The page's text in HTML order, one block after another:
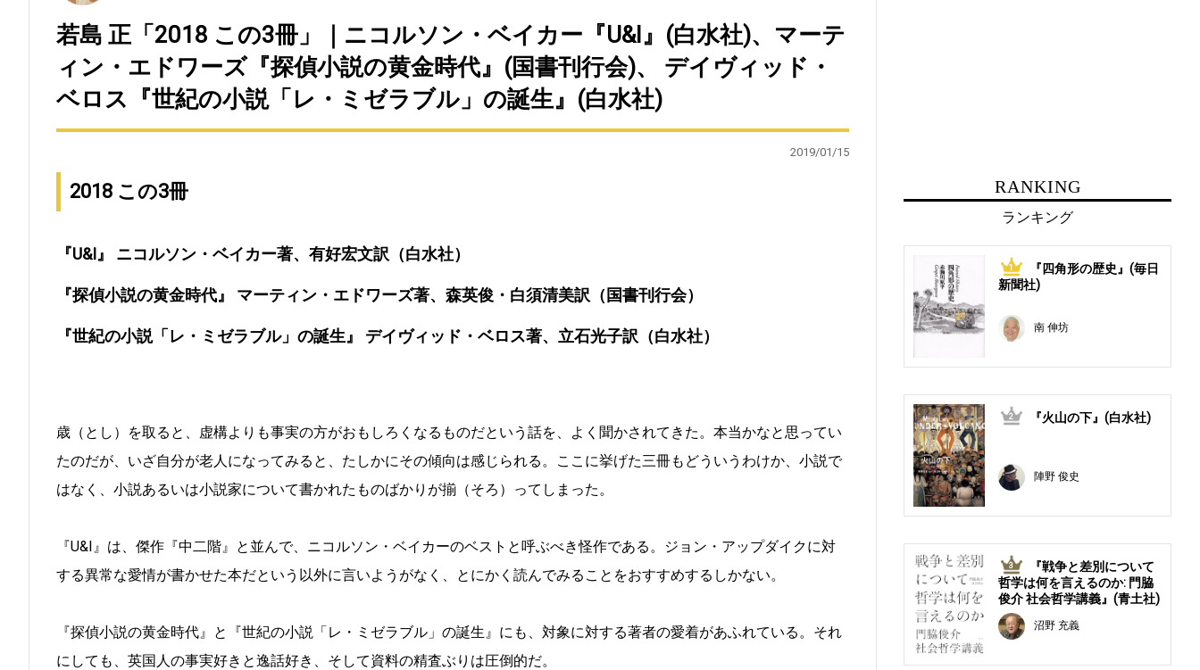
若島 正「2018 この3冊」｜ニコルソン・ベイカー『U&I』(白水社)、マーテ
ィン・エドワーズ『探偵小説の黄金時代』(国書刊行会)、 デイヴィッド・
ベロス『世紀の小説「レ・ミゼラブル」の誕生』(白水社)
2019/01/15
2018 この3冊
『U&I』 ニコルソン・ベイカー著、有好宏文訳（白水社）
『探偵小説の黄金時代』 マーティン・エドワーズ著、森英俊・白須清美訳（国書刊行会）
『世紀の小説「レ・ミゼラブル」の誕生』 デイヴィッド・ベロス著、立石光子訳（白水社）
歳（とし）を取ると、虚構よりも事実の方がおもしろくなるものだという話を、よく聞かされてきた。本当かなと思ってい
たのだが、いざ自分が老人になってみると、たしかにその傾向は感じられる。ここに挙げた三冊もどういうわけか、小説で
はなく、小説あるいは小説家について書かれたものばかりが揃（そろ）ってしまった。
『U&I』は、傑作『中二階』と並んで、ニコルソン・ベイカーのベストと呼ぶべき怪作である。ジョン・アップダイクに対
する異常な愛情が書かせた本だという以外に言いようがなく、とにかく読んでみることをおすすめするしかない。
『探偵小説の黄金時代』と『世紀の小説「レ・ミゼラブル」の誕生』にも、対象に対する著者の愛着があふれている。それ
にしても、英国人の事実好きと逸話好き、そして資料の精査ぶりは圧倒的だ。
RANKING
ランキング
1
『四角形の歴史』(毎日
新聞社)
南 伸坊
2 『火山の下』(白水社)
陣野 俊史
3
『戦争と差別について
哲学は何を言えるのか: 門脇
俊介 社会哲学講義』(青土社)
沼野 充義